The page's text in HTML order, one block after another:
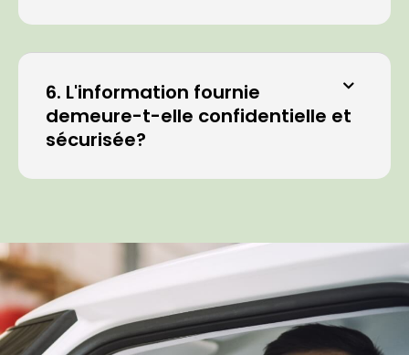
6. L'information fournie
demeure-t-elle confidentielle et
sécurisée?